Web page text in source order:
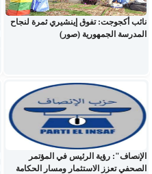
نائب أكجوجت: تفوق إينشيري ثمرة لنجاح
المدرسة الجمهورية (صور)
الإنصاف": رؤية الرئيس في المؤتمر
الصحفي تعزز الاستثمار ومسار الحكامة